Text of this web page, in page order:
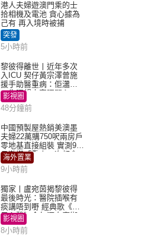
港人夫婦遊澳門乘的士
拾相機及電池 貪心據為
己有 再入境時被捕
突發
5小時前
黎彼得離世丨近年多次
入ICU 契仔黃宗澤曾施
援手助醫重病：佢瀟灑
一生唔想大家唔開心
影視圈
48分鐘前
中國預製屋熱銷美澳墨
夫婦22萬購750呎兩房戶
零地基直接組裝 實測9個
月激讚「重來一次都會
買」
海外置業
9小時前
獨家丨盧宛茵揭黎彼得
最後時光：醫院插喉有
痰講唔到嘢 經典歌《浪
子心聲》金句源自廟街
睇相佬
影視圈
8小時前